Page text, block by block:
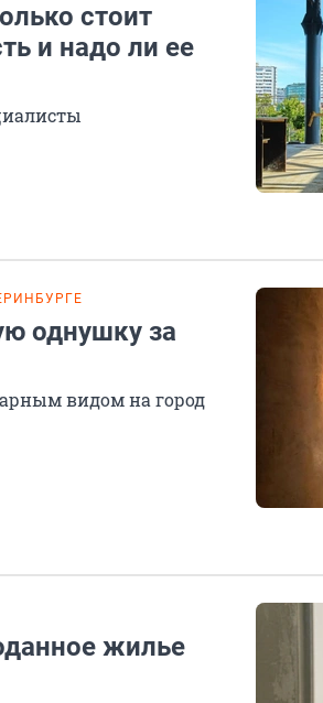
стоит
и надо ли ее
однушку за
видом на город
жилье